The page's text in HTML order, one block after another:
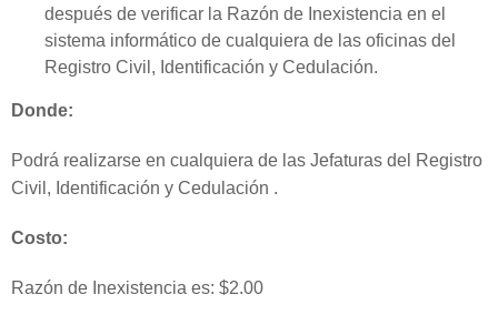
después de verificar la Razón de Inexistencia en el
sistema informático de cualquiera de las oficinas del
Registro Civil, Identificación y Cedulación.
Donde:
Podrá realizarse en cualquiera de las Jefaturas del Registro
Civil, Identificación y Cedulación .
Costo:
Razón de Inexistencia es: $2.00